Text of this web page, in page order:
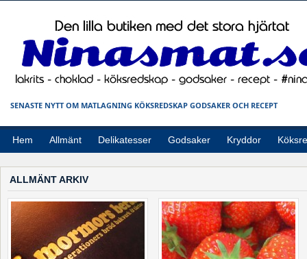
SENASTE NYTT OM MATLAGNING KÖKSREDSKAP GODSAKER OCH RECEPT
Hem Allmänt Delikatesser Godsaker Kryddor
ALLMÄNT ARKIV